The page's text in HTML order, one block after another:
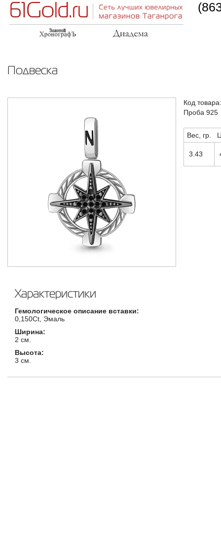
Подвеска
Код
Проба 925
Вес, гр.
3.43
Характеристики
Гемологическое описание вставки:
0,150Ct, Эмаль
Ширина:
2 см.
Высота:
3 см.